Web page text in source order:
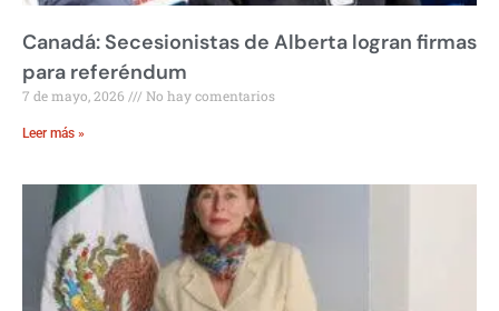
Canadá: Secesionistas de Alberta logran firmas
para referéndum
7 de mayo, 2026 No hay comentarios
Leer más »